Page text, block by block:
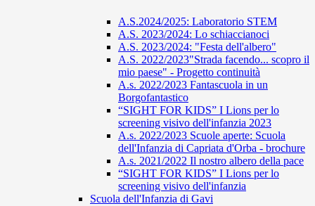
A.S.2024/2025: Laboratorio STEM
A.S. 2023/2024: Lo schiaccianoci
A.S. 2023/2024: "Festa dell'albero"
A.S. 2022/2023"Strada facendo... scopro il
mio paese" - Progetto continuità
A.s. 2022/2023 Fantascuola in un
Borgofantastico
“SIGHT FOR KIDS” I Lions per lo
screening visivo dell'infanzia 2023
A.s. 2022/2023 Scuole aperte: Scuola
dell'Infanzia di Capriata d'Orba - brochure
A.s. 2021/2022 Il nostro albero della pace
“SIGHT FOR KIDS” I Lions per lo
screening visivo dell'infanzia
Scuola dell'Infanzia di Gavi